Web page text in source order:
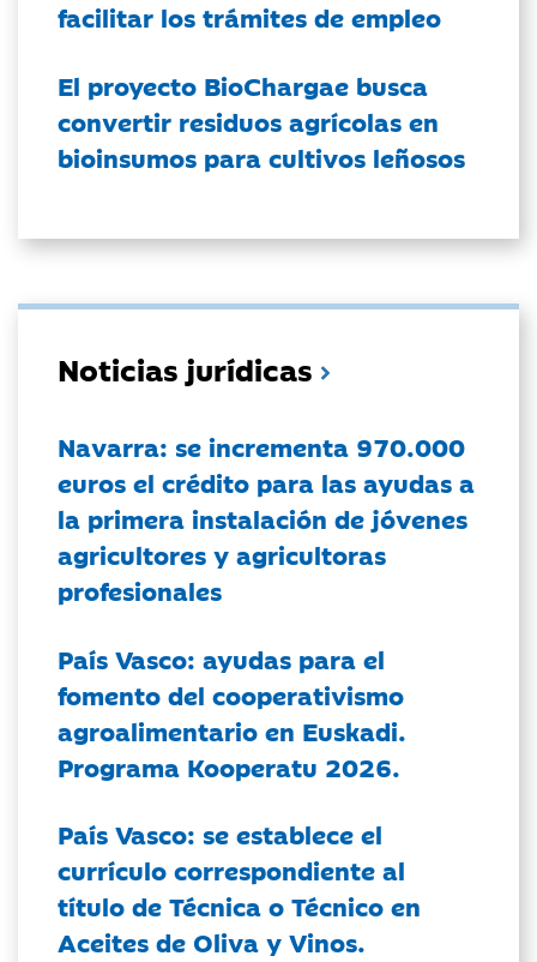
facilitar los trámites de empleo
El proyecto BioChargae busca
convertir residuos agrícolas en
bioinsumos para cultivos leñosos
Noticias jurídicas
Navarra: se incrementa 970.000
euros el crédito para las ayudas a
la primera instalación de jóvenes
agricultores y agricultoras
profesionales
País Vasco: ayudas para el
fomento del cooperativismo
agroalimentario en Euskadi.
Programa Kooperatu 2026.
País Vasco: se establece el
currículo correspondiente al
título de Técnica o Técnico en
Aceites de Oliva y Vinos.